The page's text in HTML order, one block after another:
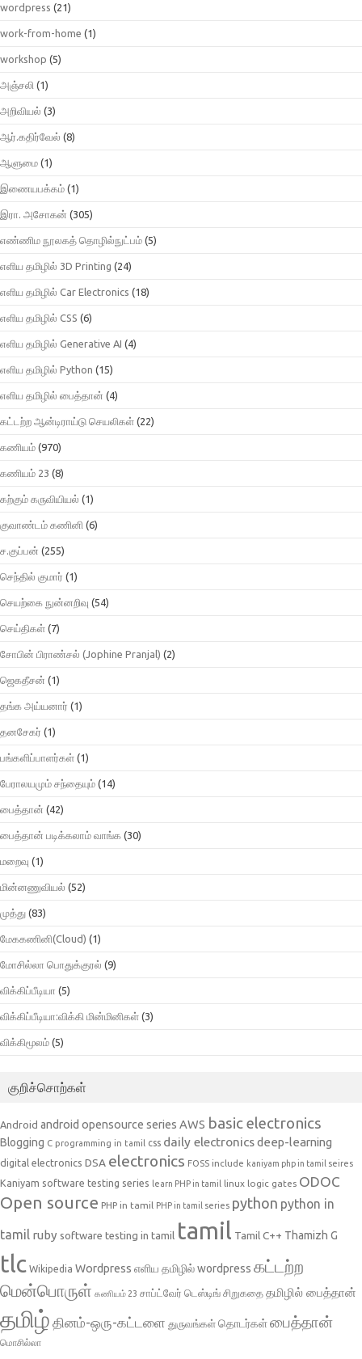
wordpress (21)
work-from-home (1)
workshop (5)
அஞ்சலி (1)
அறிவியல் (3)
ஆர்.கதிர்வேல் (8)
ஆளுமை (1)
இணையபக்கம் (1)
இரா. அசோகன் (305)
எண்ணிம நூலகத் தொழில்நுட்பம் (5)
எளிய தமிழில் 3D Printing (24)
எளிய தமிழில் Car Electronics (18)
எளிய தமிழில் CSS (6)
எளிய தமிழில் Generative AI (4)
எளிய தமிழில் Python (15)
எளிய தமிழில் பைத்தான் (4)
கட்டற்ற ஆன்டிராய்டு செயலிகள் (22)
கணியம் (970)
கணியம் 23 (8)
கற்கும் கருவியியல் (1)
குவாண்டம் கணினி (6)
ச.குப்பன் (255)
செந்தில் குமார் (1)
செயற்கை நுன்னறிவு (54)
செய்திகள் (7)
சோபின் பிராண்சல் (Jophine Pranjal) (2)
ஜெகதீசன் (1)
தங்க அய்யனார் (1)
தனசேகர் (1)
பங்களிப்பாளர்கள் (1)
பேராலயமும் சந்தையும் (14)
பைத்தான் (42)
பைத்தான் படிக்கலாம் வாங்க (30)
மறைவு (1)
மின்னணுவியல் (52)
முத்து (83)
மேககணினி(Cloud) (1)
மோசில்லா பொதுக்குரல் (9)
விக்கிப்பீடியா (5)
விக்கிப்பீடியா:விக்கி மின்மினிகள் (3)
விக்கிமூலம் (5)
குறிச்சொற்கள்
Android android opensource series AWS basic electronics
Blogging C programming in tamil css daily electronicsdeep-learning
digital electronics DSA electronics FOSS include kaniyam php in tamil seires
Kaniyam software testing series learn PHP in tamil linux logic gates ODOC
Open source PHP in tamil PHP in tamil series python python in
tamil ruby software testing in tamil tamil Tamil C++ Thamizh G
tlc Wikipedia Wordpress எளிய தமிழில் wordpress கட்டற்ற
மென்பொருள் கணியம் 23 சாப்ட்வேர் டெஸ்டிங் சிறுகதை தமிழில் பைத்தான்
தமிழ் தினம்-ஒரு-கட்டளை துருவங்கள் தொடர்கள்பைத்தான்
மொசில்லா